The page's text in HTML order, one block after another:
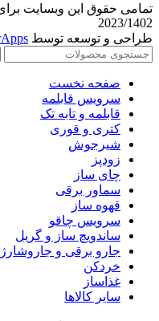
تمامی حقوق این وبسایت
2023/1402
طراحی و توسعه توسط
صفحه نخست
سرویس قابلمه
قابلمه و تابه تک
کتری و قوری
شیرجوش
زودپز
چای ساز
سماور برقی
قهوه ساز
سرویس چاقو
ساندویچ ساز و گریل
جارو برقی و
خردکن
غذاساز
سایر کالاها